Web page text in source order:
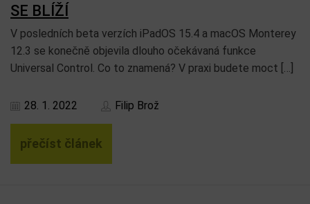
SE BLÍŽÍ
V posledních beta verzích iPadOS 15.4 a macOS Monterey
12.3 se konečně objevila dlouho očekávaná funkce
Universal Control. Co to znamená? V praxi budete moct […]
28. 1. 2022 Filip Brož
přečíst článek